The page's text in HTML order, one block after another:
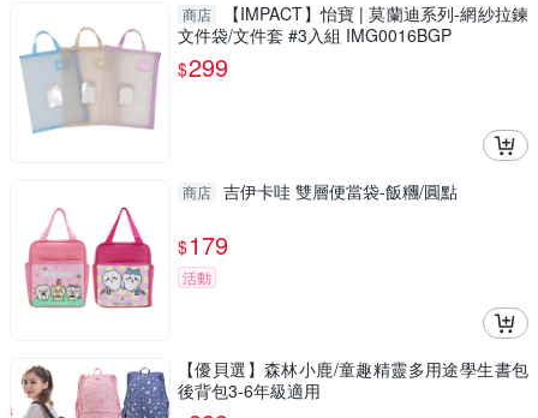
商店
【IMPACT】怡寶 | 莫蘭迪系列-網紗拉鍊
文件袋/文件套 #3入組 IMG0016BGP
$299
商店 吉伊卡哇 雙層便當袋-飯糰/圓點
$179
活動
【優貝選】森林小鹿/童趣精靈多用途學生書包
後背包3-6年級適用